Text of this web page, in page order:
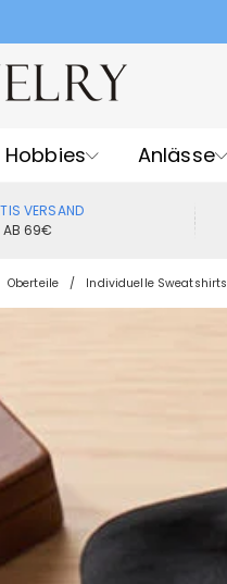
Hobbies Anlässe
VERSAND
AB 69€
Oberteile Individuelle Sweatshirts